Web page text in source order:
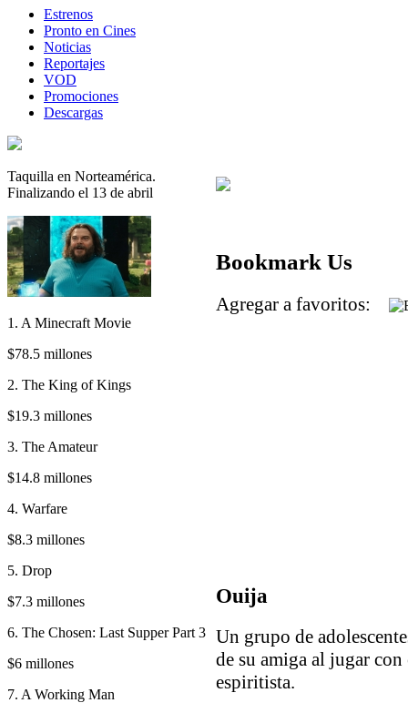
Estrenos
Pronto en Cines
Noticias
Reportajes
VOD
Promociones
Descargas
Taquilla en Norteamérica.
Finalizando el 13 de abril
1. A Minecraft Movie
$78.5 millones
2. The King of Kings
$19.3 millones
3. The Amateur
$14.8 millones
4. Warfare
$8.3 millones
5. Drop
$7.3 millones
6. The Chosen: Last Supper Part 3
$6 millones
7. A Working Man
Bookmark Us
Agregar a favoritos:
Ouija
Un grupo de
de su amiga al jugar
espiritista.